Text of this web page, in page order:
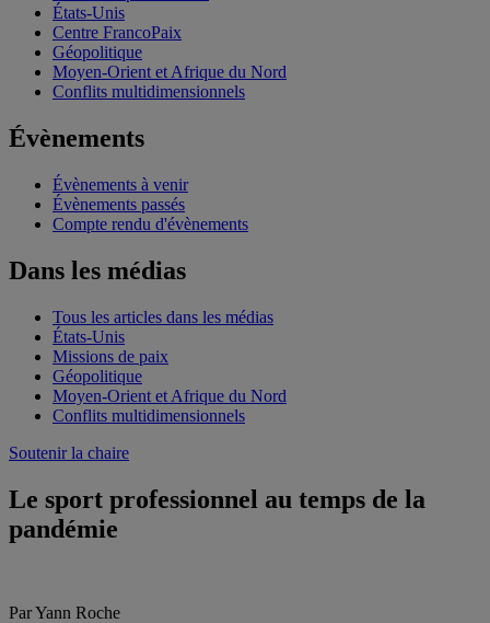
États-Unis
Centre FrancoPaix
Géopolitique
Moyen-Orient et Afrique du Nord
Conflits multidimensionnels
Évènements
Évènements à venir
Évènements passés
Compte rendu d'évènements
Dans les médias
Tous les articles dans les médias
États-Unis
Missions de paix
Géopolitique
Moyen-Orient et Afrique du Nord
Conflits multidimensionnels
Soutenir la chaire
Le sport professionnel au temps de la
pandémie
Par Yann Roche